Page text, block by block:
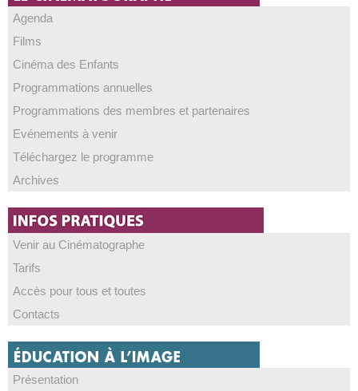
Agenda
Films
Cinéma des Enfants
Programmations annuelles
Programmations des membres et partenaires
Evénements à venir
Téléchargez le programme
Archives
Venir au Cinématographe
Tarifs
Accès pour tous et toutes
Contacts
Présentation